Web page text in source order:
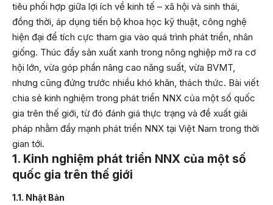
tiêu phối hợp giữa lợi ích về kinh tế – xã hội và sinh thái,
đồng thời, áp dụng tiến bộ khoa học kỹ thuật, công nghệ
hiện đại để tích cực tham gia vào quá trình phát triển, nhân
giống. Thúc đẩy sản xuất xanh trong nông nghiệp mở ra cơ
hội lớn, vừa góp phần nâng cao năng suất, vừa BVMT,
nhưng cũng đứng trước nhiều khó khăn, thách thức. Bài viết
chia sẻ kinh nghiệm trong phát triển NNX của một số quốc
gia trên thế giới, từ đó đánh giá thực trạng và đề xuất giải
pháp nhằm đẩy mạnh phát triển NNX tại Việt Nam trong thời
gian tới.
1. Kinh nghiệm phát triển NNX của một số
quốc gia trên thế giới
1.1. Nhật Bản